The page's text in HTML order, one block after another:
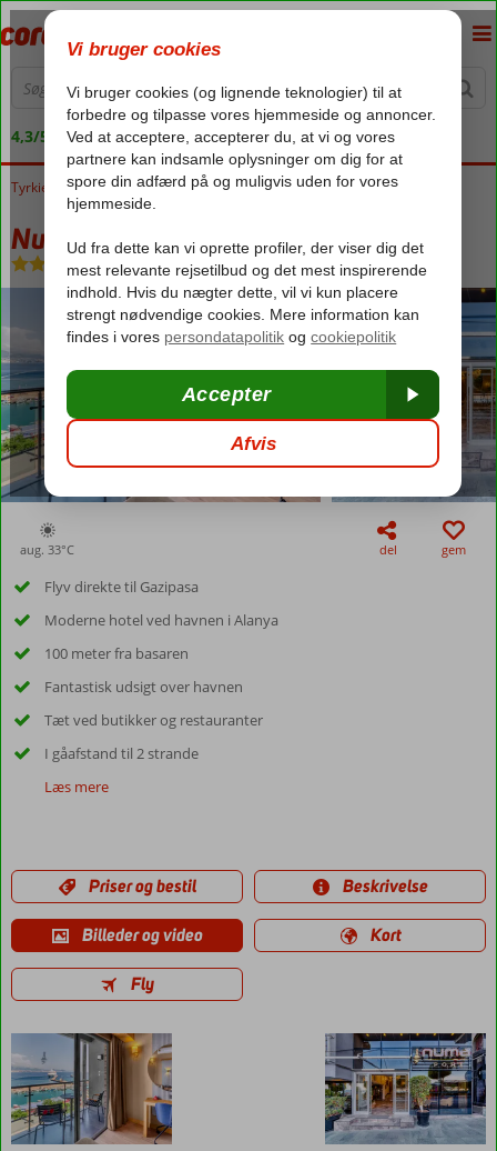
4,3/5 på Trustpilot
Forside
Tyrkiet Tyrkiets sydkyst Alanya Numa Port Hotel
Numa Port Hotel
Morgenmad-Hotel
aug. 33°C del gem
Flyv direkte til Gazipasa
Moderne hotel ved havnen i Alanya
100 meter fra basaren
Fantastisk udsigt over havnen
Tæt ved butikker og restauranter
I gåafstand til 2 strande
Læs mere
Priser og bestil Beskrivelse
Billeder og video Kort
Fly